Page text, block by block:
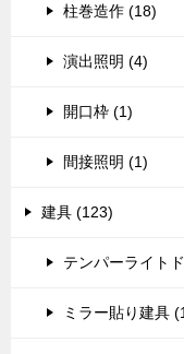
柱巻造作 (18)
演出照明 (4)
開口枠 (1)
間接照明 (1)
建具 (123)
テンパーライト
ミラー貼り建具